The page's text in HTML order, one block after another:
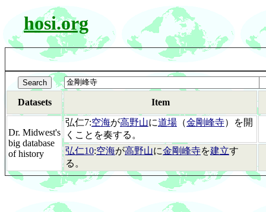
hosi.org
Datasets Item
Dr. Midwest's
big database
of history
弘仁7:空海が高野山に道場 （金剛峰寺）を開
くことを奏する。
弘仁10:空海が高野山に金剛峰寺を建立す
る。